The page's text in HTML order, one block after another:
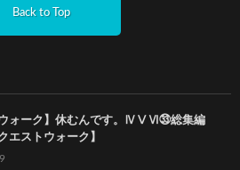
Back to Top
ウォーク】休むんです。ⅣⅤⅥ㉝総集編
エストウォーク】